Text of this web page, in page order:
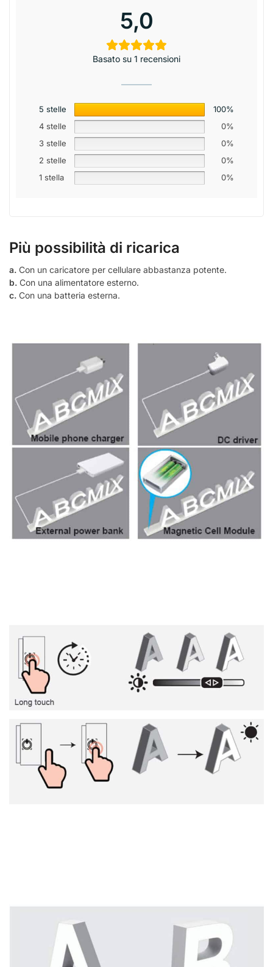
5,0
Basato su 1 recensioni
5 stelle
100%
4 stelle
0%
3 stelle
0%
2 stelle
0%
1 stella
0%
Più possibilità di ricarica
a. Con un caricatore per cellulare abbastanza potente.
b. Con una alimentatore esterno.
c. Con una batteria esterna.